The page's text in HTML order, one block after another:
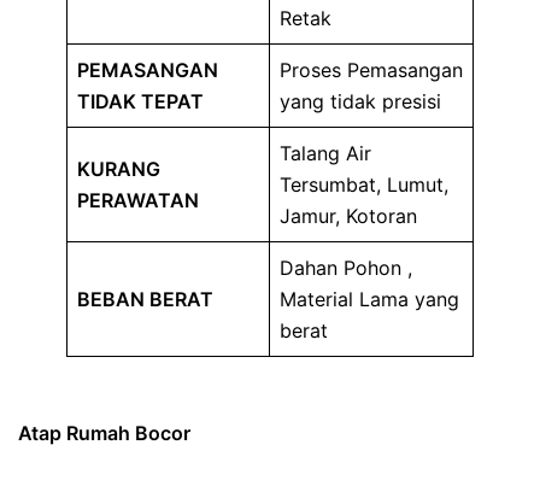
Retak
PEMASANGAN
TIDAK TEPAT
Proses Pemasangan
yang tidak presisi
KURANG
PERAWATAN
Talang Air
Tersumbat, Lumut,
Jamur, Kotoran
BEBAN BERAT
Dahan Pohon ,
Material Lama yang
berat
Atap Rumah Bocor